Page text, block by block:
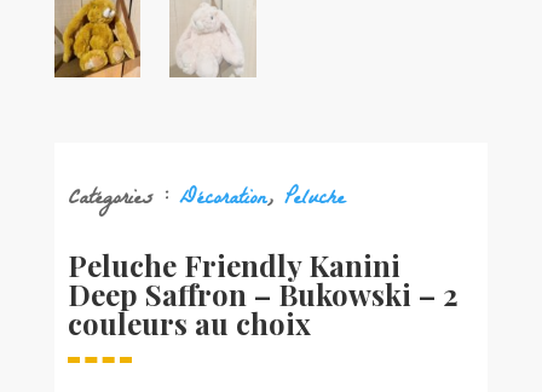
Catégories : Décoration, Peluche
Peluche Friendly Kanini
Deep Saffron – Bukowski – 2
couleurs au choix